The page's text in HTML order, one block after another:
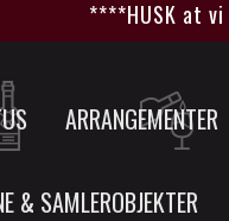
****HUSK at vi
ARRANGEMENTER
& SAMLEROBJEKTER